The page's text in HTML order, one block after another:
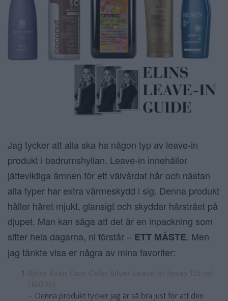
Jag tycker att alla ska ha någon typ av leave-in
produkt i badrumshyllan. Leave-in innehåller
jätteviktiga ämnen för ett välvårdat hår och nästan
alla typer har extra värmeskydd i sig. Denna produkt
håller håret mjukt, glansigt och skyddar hårstrået på
djupet. Man kan säga att det är en inpackning som
sitter hela dagarna, ni förstår – ETT MÅSTE. Men
jag tänkte visa er några av mina favoriter:
– Denna produkt tycker jag är så bra just för att den